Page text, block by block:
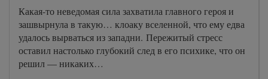
Какая-то неведомая сила захватила главного героя и
зашвырнула в такую… клоаку вселенной, что ему едва
удалось вырваться из западни. Пережитый стресс
оставил настолько глубокий след в его психике, что он
решил — никаких…